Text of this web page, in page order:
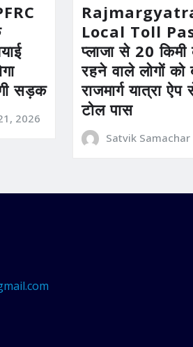
सड़क
2026
Local Toll
प्लाजा से 20
रहने वाले लोगों
राजमार्ग यात्रा
टोल पास
Satvik Samachar